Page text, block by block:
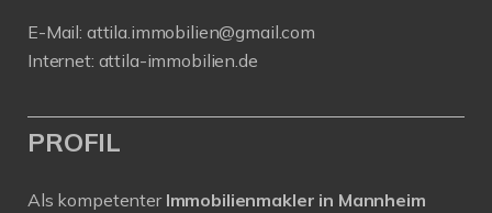
E-Mail: attila.immobilien@gmail.com
Internet: attila-immobilien.de
PROFIL
Als kompetenter Immobilienmakler in Mannheim